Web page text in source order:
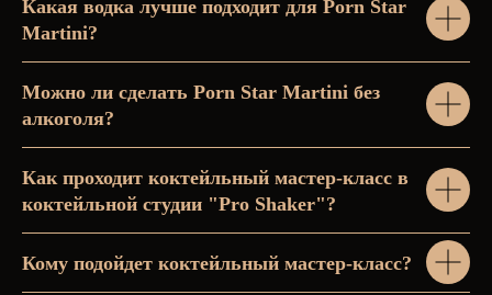
Какая водка лучше подходит для Porn Star
Martini?
Можно ли сделать Porn Star Martini без
алкоголя?
Как проходит коктейльный мастер-класс в
коктейльной студии "Pro Shaker"?
Кому подойдет коктейльный мастер-класс?